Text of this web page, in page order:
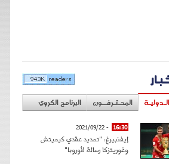
المحـتـرفــون البرنامج الكروي
16:30
- 2021/09/22
إيفنبيرغ: "تمديد عقدي كيميتش
وغوريتزكا رسالة لأوروبا"